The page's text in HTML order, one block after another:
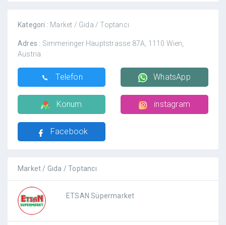
Kategori : Market / Gıda / Toptancı
Adres : Simmeringer Hauptstrasse 87A, 1110 Wien,
Austria
Telefon WhatsApp
Konum instagram
Facebook
Market / Gıda / Toptancı
ETSAN Süpermarket